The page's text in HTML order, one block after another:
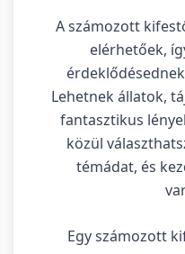
A számozott
elérhetőek,
Lehetnek állatok,
fantasztikus
közül
témádat, és
Egy számozott